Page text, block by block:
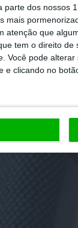
dos nossos
mais
atenção que
tem o direito
Você pode
clicando no